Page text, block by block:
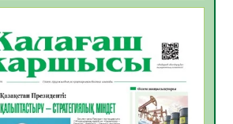
еңбек етіп жүрген
құрмет көрсетті
19